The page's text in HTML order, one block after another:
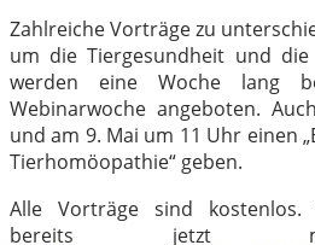
Zahlreiche Vorträge zu
um die Tiergesundheit und die
werden eine Woche lang
Webinarwoche angeboten.
und am 9. Mai um 11 Uhr einen
Tierhomöopathie“ geben.
Alle Vorträge sind kostenlos.
bereits jetzt